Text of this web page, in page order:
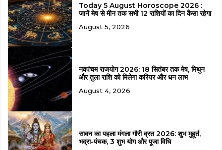
Today 5 August Horoscope 2026 :
जानें मेष से मीन तक सभी 12 राशियों का दिन कैसा रहेगा
August 5, 2026
नवपंचम राजयोग 2026: 18 सितंबर तक मेष, मिथुन
और तुला राशि को मिलेगा करियर और धन लाभ
August 4, 2026
सावन का पहला मंगला गौरी व्रत 2026: शुभ मुहूर्त,
भद्रा-पंचक, 3 शुभ योग और पूजा विधि